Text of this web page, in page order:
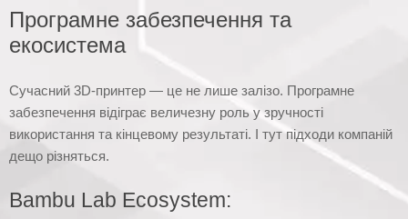
Програмне забезпечення та
екосистема
Сучасний 3D-принтер — це не лише залізо. Програмне
забезпечення відіграє величезну роль у зручності
використання та кінцевому результаті. І тут підходи компаній
дещо різняться.
Bambu Lab Ecosystem: